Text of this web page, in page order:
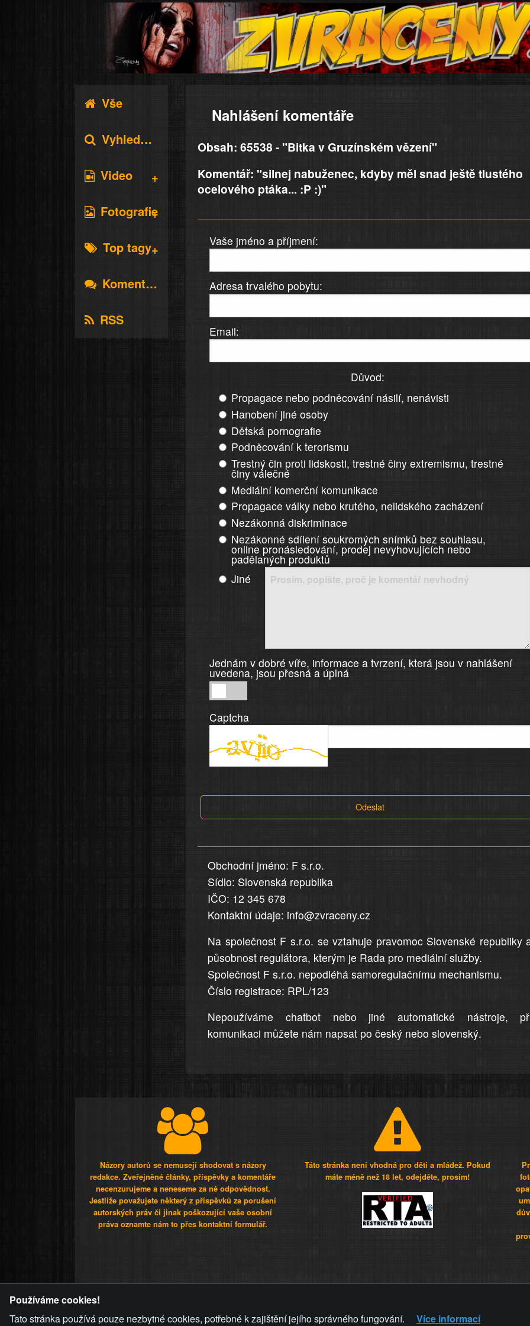
Vše
Vyhledávání
Video
Fotografie
Top tagy
Komentáře
RSS
Nahlášení komentáře
Obsah: 65538 - "Bitka v Gruzínském vězení"
Komentář: "silnej nabuženec, kdyby měl snad ještě tlustého
ocelového ptáka... :P :)"
Vaše jméno a příjmení:
Adresa trvalého pobytu:
Email:
Důvod:
Propagace nebo podněcování násilí, nenávisti
Hanobení jiné osoby
Dětská pornografie
Podněcování k terorismu
Trestný čin proti lidskosti, trestné činy extremismu, trestné
činy válečné
Mediální komerční komunikace
Propagace války nebo krutého, nelidského zacházení
Nezákonná diskriminace
Nezákonné sdílení soukromých snímků bez souhlasu,
online pronásledování, prodej nevyhovujících nebo
padělaných produktů
Jiné
Jednám v dobré víře, informace a tvrzení, která jsou v nahlášení
uvedena, jsou přesná a úplná
v
dobré
informace
v
uvedena,
jsou
přesná
a
úplná
Captcha
Odeslat
Obchodní jméno: F s.r.o.
Sídlo: Slovenská republika
IČO: 12 345 678
Kontaktní údaje: info@zvraceny.cz
Na společnost F s.r.o. se vztahuje pravomoc Slovenské republiky
působnost regulátora, kterým je Rada pro mediální služby.
Společnost F s.r.o. nepodléhá samoregulačnímu mechanismu.
Číslo registrace: RPL/123
Nepoužíváme chatbot nebo jiné automatické nástroje,
komunikaci můžete nám napsat po český nebo slovenský.
Názory autorů se nemusejí shodovat s názory
redakce. Zveřejněné články, příspěvky a komentáře
necenzurujeme a neneseme za ně odpovědnost.
Jestliže považujete některý z příspěvků za porušení
autorských práv či jinak poškozující vaše osobní
práva oznamte nám to přes kontaktní formulář.
Táto stránka není vhodná pro děti a mládež. Pokud
máte méně než 18 let, odejděte, prosím!
Používáme cookies!
Tato stránka používá pouze nezbytné cookies, potřebné k zajištění jejího správného fungování.
Více informací